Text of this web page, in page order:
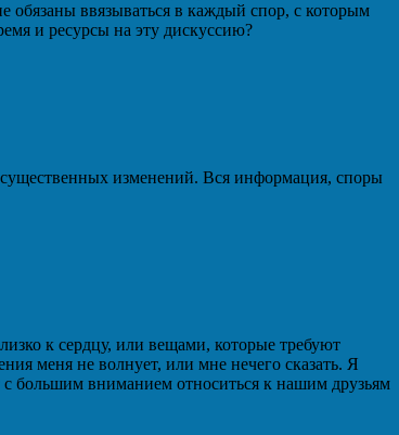
обязаны ввязываться в каждый спор, с которым
и ресурсы на эту дискуссию?
существенных изменений. Вся информация, споры
к сердцу, или вещами, которые требуют
меня не волнует, или мне нечего сказать. Я
с большим вниманием относиться к нашим друзьям